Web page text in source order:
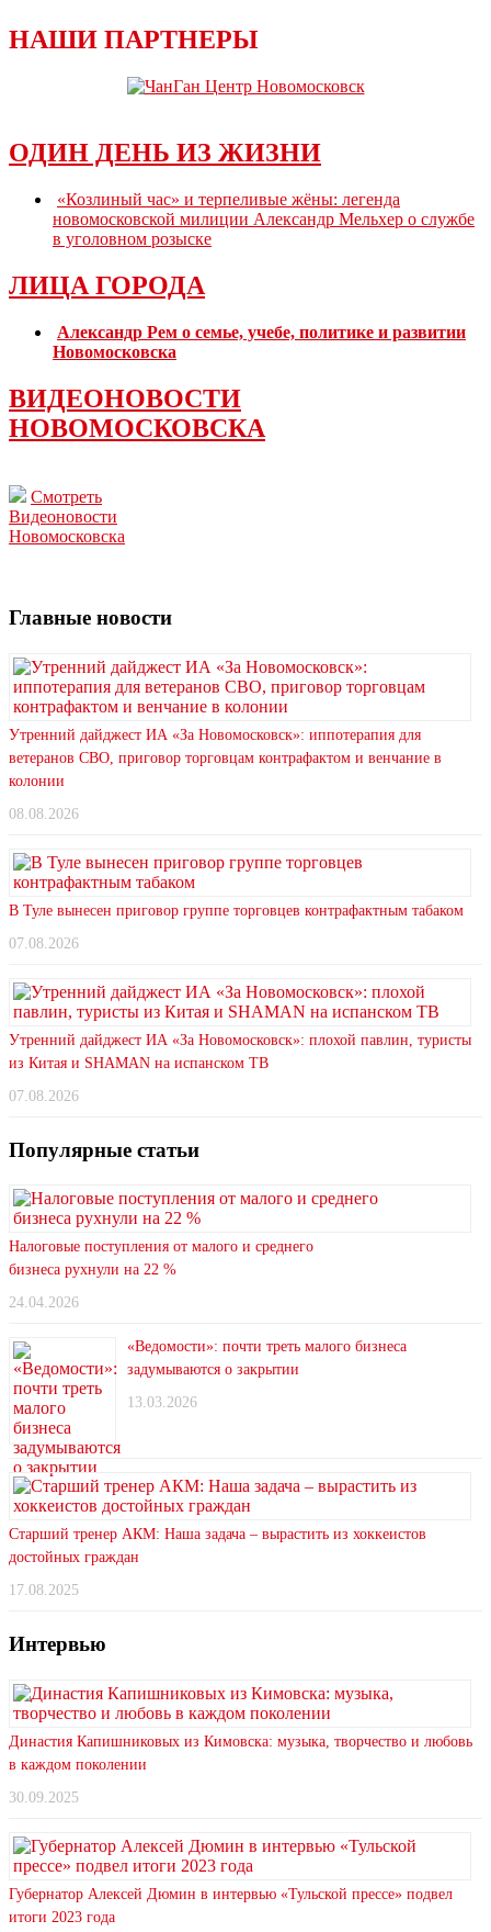
НАШИ ПАРТНЕРЫ
ОДИН ДЕНЬ ИЗ ЖИЗНИ
«Козлиный час» и терпеливые жёны: легенда
новомосковской милиции Александр Мельхер о службе
в уголовном розыске
ЛИЦА ГОРОДА
Александр Рем о семье, учебе, политике и развитии
Новомосковска
ВИДЕОНОВОСТИ
НОВОМОСКОВСКА
Смотреть
Видеоновости
Новомосковска
Главные новости
Утренний дайджест ИА «За Новомосковск»: иппотерапия для
ветеранов СВО, приговор торговцам контрафактом и венчание в
колонии
08.08.2026
В Туле вынесен приговор группе торговцев контрафактным табаком
07.08.2026
Утренний дайджест ИА «За Новомосковск»: плохой павлин, туристы
из Китая и SHAMAN на испанском ТВ
07.08.2026
Популярные статьи
Налоговые поступления от малого и среднего
бизнеса рухнули на 22 %
24.04.2026
«Ведомости»: почти треть малого бизнеса
задумываются о закрытии
13.03.2026
Старший тренер АКМ: Наша задача – вырастить из хоккеистов
достойных граждан
17.08.2025
Интервью
Династия Капишниковых из Кимовска: музыка, творчество и любовь
в каждом поколении
30.09.2025
Губернатор Алексей Дюмин в интервью «Тульской прессе» подвел
итоги 2023 года